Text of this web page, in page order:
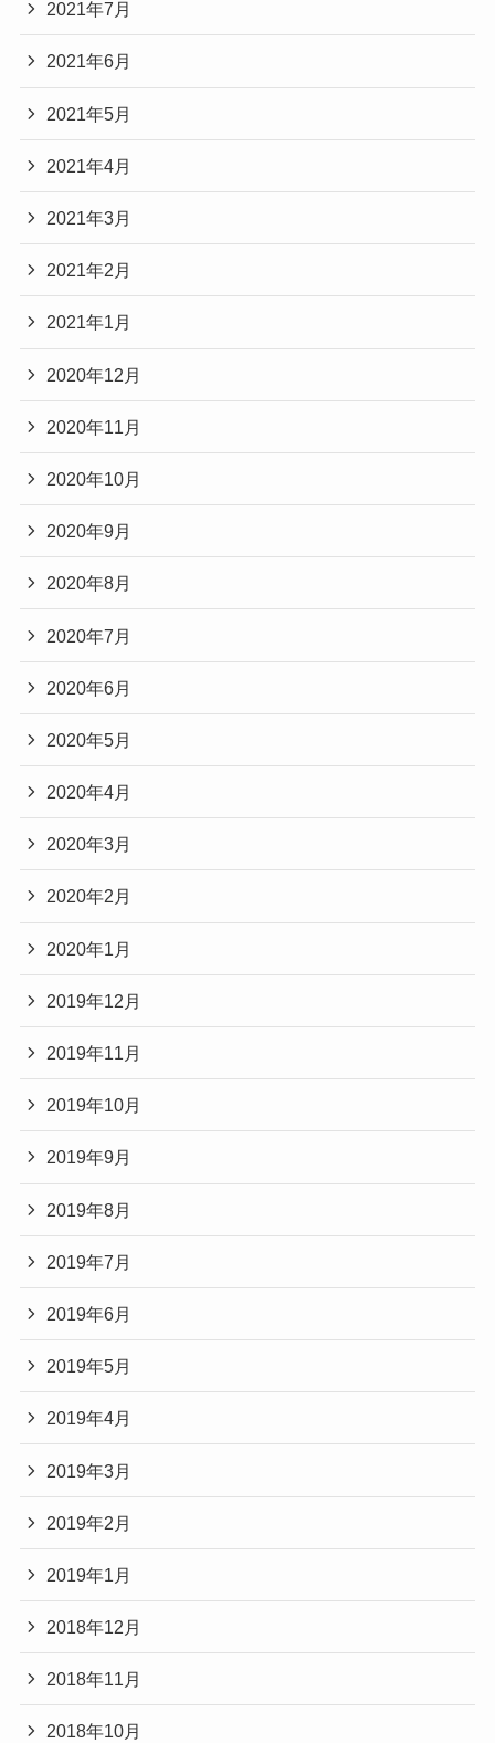
2021年7月
2021年6月
2021年5月
2021年4月
2021年3月
2021年2月
2021年1月
2020年12月
2020年11月
2020年10月
2020年9月
2020年8月
2020年7月
2020年6月
2020年5月
2020年4月
2020年3月
2020年2月
2020年1月
2019年12月
2019年11月
2019年10月
2019年9月
2019年8月
2019年7月
2019年6月
2019年5月
2019年4月
2019年3月
2019年2月
2019年1月
2018年12月
2018年11月
2018年10月